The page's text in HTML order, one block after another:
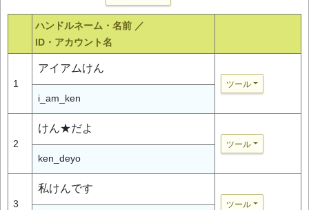
ハンドルネーム・名前 ／
ID・アカウント名
1
アイアムけん
ツール
i_am_ken
2
けん★だよ
ツール
ken_deyo
3
私けんです
ツール